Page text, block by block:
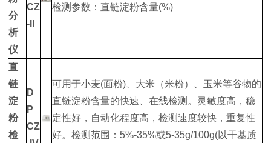
分
析
仪
CZ
-II
检测参数：直链淀粉含量(%)
直
链
淀
粉
检
D
P
CZ
可用于小麦(面粉)、大米（米粉）、玉米等谷物的
直链淀粉含量的快速、在线检测。灵敏度高，稳
定性好，自动化程度高，检测速度较快，重复性
好。检测范围：5%-35%或5-35g/100g(以干基质